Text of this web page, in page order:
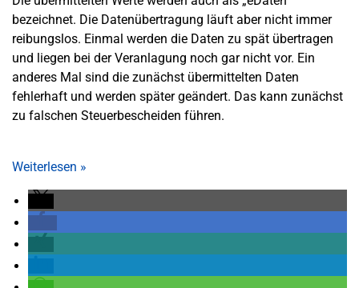
bezeichnet. Die Datenübertragung läuft aber nicht immer
reibungslos. Einmal werden die Daten zu spät übertragen
und liegen bei der Veranlagung noch gar nicht vor. Ein
anderes Mal sind die zunächst übermittelten Daten
fehlerhaft und werden später geändert. Das kann zunächst
zu falschen Steuerbescheiden führen.
Weiterlesen »